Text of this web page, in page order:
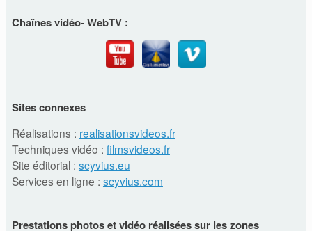
Chaînes vidéo- WebTV :
Sites connexes
Réalisations : realisationsvideos.fr
Techniques vidéo : filmsvideos.fr
Site éditorial : scyvius.eu
Services en ligne : scyvius.com
Prestations photos et vidéo réalisées sur les zones